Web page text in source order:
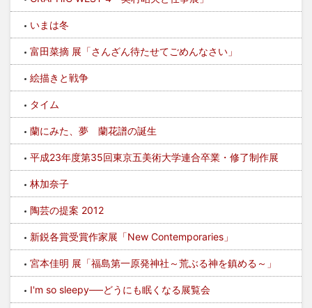
いまは冬
富田菜摘 展「さんざん待たせてごめんなさい」
絵描きと戦争
タイム
蘭にみた、夢 蘭花譜の誕生
平成23年度第35回東京五美術大学連合卒業・修了制作展
林加奈子
陶芸の提案 2012
新鋭各賞受賞作家展「New Contemporaries」
宮本佳明 展「福島第一原発神社～荒ぶる神を鎮める～」
I'm so sleepy──どうにも眠くなる展覧会